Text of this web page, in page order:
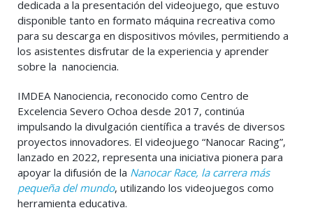
dedicada a la presentación del videojuego, que estuvo
disponible tanto en formato máquina recreativa como
para su descarga en dispositivos móviles, permitiendo a
los asistentes disfrutar de la experiencia y aprender
sobre la nanociencia.
IMDEA Nanociencia, reconocido como Centro de
Excelencia Severo Ochoa desde 2017, continúa
impulsando la divulgación científica a través de diversos
proyectos innovadores. El videojuego “Nanocar Racing”,
lanzado en 2022, representa una iniciativa pionera para
apoyar la difusión de la Nanocar Race, la carrera más
pequeña del mundo, utilizando los videojuegos como
herramienta educativa.